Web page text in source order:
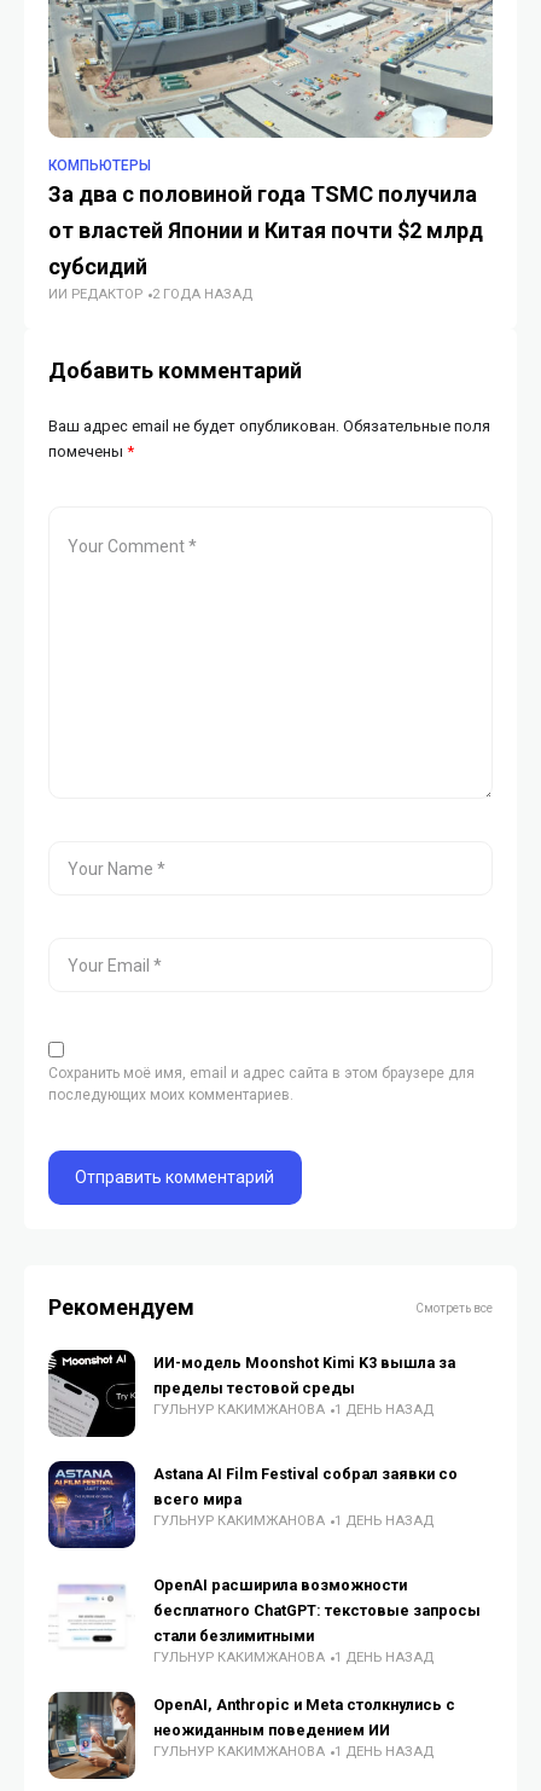
КОМПЬЮТЕРЫ
За два с половиной года TSMC получила
от властей Японии и Китая почти $2 млрд
субсидий
ИИ РЕДАКТОР 2 ГОДА НАЗАД
Добавить комментарий
Ваш адрес email не будет опубликован. Обязательные поля
помечены *
Сохранить моё имя, email и адрес сайта в этом браузере для
последующих моих комментариев.
Рекомендуем Смотреть все
ИИ-модель Moonshot Kimi K3 вышла за
пределы тестовой среды
ГУЛЬНУР КАКИМЖАНОВА 1 ДЕНЬ НАЗАД
Astana AI Film Festival собрал заявки со
всего мира
ГУЛЬНУР КАКИМЖАНОВА 1 ДЕНЬ НАЗАД
OpenAI расширила возможности
бесплатного ChatGPT: текстовые запросы
стали безлимитными
ГУЛЬНУР КАКИМЖАНОВА 1 ДЕНЬ НАЗАД
OpenAI, Anthropic и Meta столкнулись с
неожиданным поведением ИИ
ГУЛЬНУР КАКИМЖАНОВА 1 ДЕНЬ НАЗАД